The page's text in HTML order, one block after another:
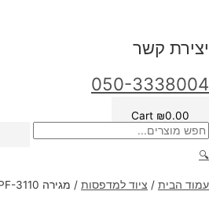
יצירת קשר
050-3338004
₪0.00
Cart
🔍
עמוד הבית / ציוד למדפסות / מגירה Kyocera PF-3110